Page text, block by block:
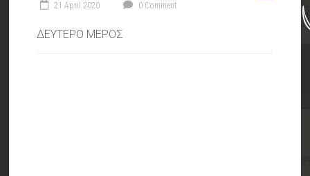
21 April 2020 0 Comment
ΔΕΥΤΕΡΟ ΜΕΡΟΣ